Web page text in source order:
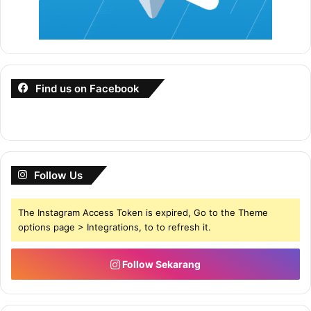
Jawapan C
Amran memandu kereta dengan purata kelajuan
85km/j dari bandar M ke bandar N sejauh 235km. Dia
berhenti rehat selama 25 minit dan menyambung
perjalanan Amran dari bandar M hingga sampai ke
bandar O?
A) 4 jam 28 minit
B) 5 jam 28 minit
D) 6 jam 08 minit
Find us on Facebook
Follow Us
The Instagram Access Token is expired, Go to the Theme
options page > Integrations, to to refresh it.
Follow Sekarang